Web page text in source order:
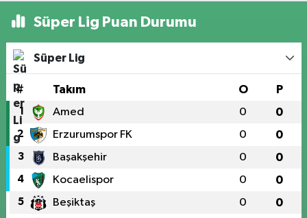
Süper Lig Puan Durumu
Süper Lig
# Takım O P
1 Amed 0 0
2 Erzurumspor FK 0 0
3 Başakşehir 0 0
4 Kocaelispor 0 0
5 Beşiktaş 0 0